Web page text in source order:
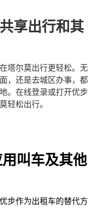
享出行和其
塔尔莫出行更轻松。无
，还是去城区办事，都
。在线登录或打开优步
轻松出行。
叫车及其他
步作为出租车的替代方